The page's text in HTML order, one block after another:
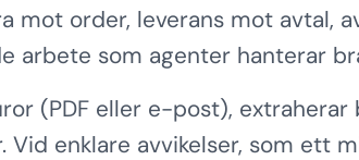
mot order, leverans mot avtal,
arbete som agenter hanterar
(PDF eller e-post), extraherar
enklare avvikelser, som ett